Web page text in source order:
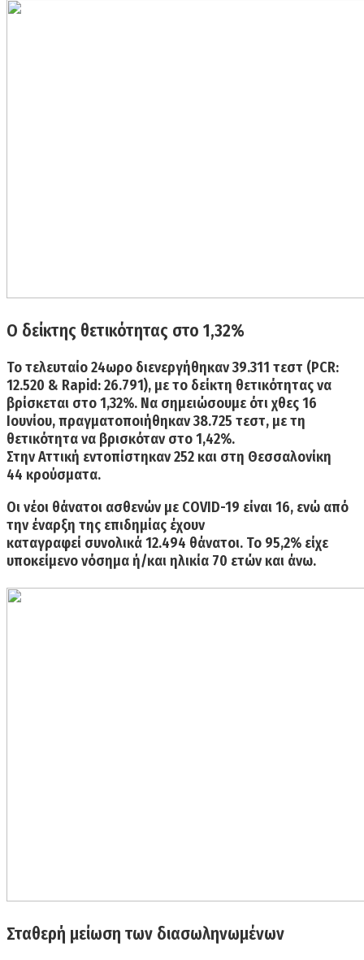
Ο δείκτης θετικότητας στο 1,32%
Το τελευταίο 24ωρο διενεργήθηκαν39.311 τεστ (PCR:
12.520 & Rapid: 26.791), με το δείκτη θετικότητας να
βρίσκεται στο1,32%. Να σημειώσουμε ότι χθες 16
Ιουνίου, πραγματοποιήθηκαν 38.725 τεστ, με τη
θετικότητα να βρισκόταν στο 1,42%.
ΣτηνΑττική εντοπίστηκαν252 και στη Θεσσαλονίκη
44 κρούσματα.
Οινέοι θάνατοι ασθενών με COVID-19 είναι16, ενώ από
την έναρξη της επιδημίας έχουν
καταγραφεί συνολικά 12.494 θάνατοι. Το 95,2% είχε
υποκείμενο νόσημα ή/και ηλικία 70 ετών και άνω.
Σταθερή μείωση των διασωληνωμένων